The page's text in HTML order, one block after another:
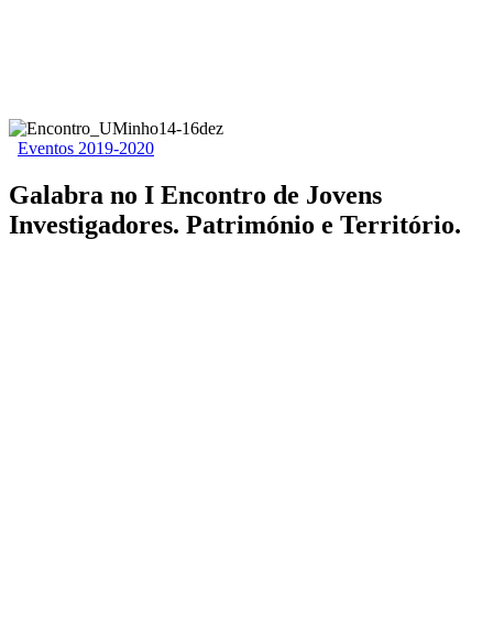
Eventos 2019-2020
Galabra no I Encontro de Jovens
Investigadores. Património e Território.